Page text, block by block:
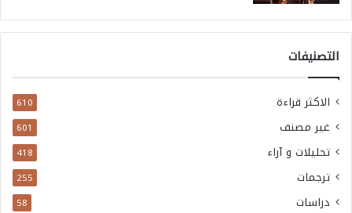
التصنيفات
الاكثر قراءة 610
غير مصنف 601
تحليلات و آراء 418
ترجمات 255
دراسات 58